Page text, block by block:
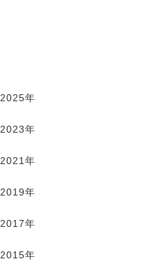
2025
2023
2021
2019
2017
2015